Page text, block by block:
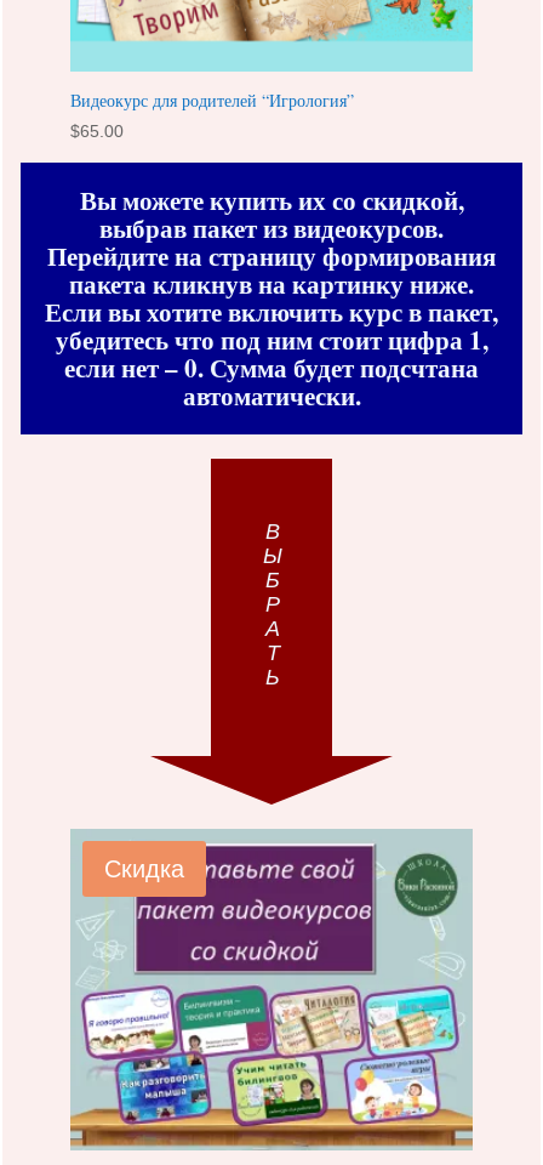
Видеокурс для родителей “Игрология”
$65.00
Вы можете купить их со скидкой,
выбрав пакет из видеокурсов.
Перейдите на страницу формирования
пакета кликнув на картинку ниже.
Если вы хотите включить курс в пакет,
убедитесь что под ним стоит цифра 1,
если нет – 0. Сумма будет подсчтана
автоматически.
ВЫБРАТЬ
Скидка